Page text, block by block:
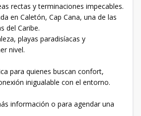
rectas y terminaciones impecables.
en Caletón, Cap Cana, una de las
del Caribe.
playas paradisíacas y
nivel.
para quienes buscan confort,
inigualable con el entorno.
información o para agendar una